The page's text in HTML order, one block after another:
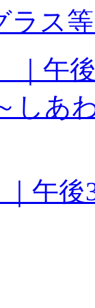
ラス
｜午